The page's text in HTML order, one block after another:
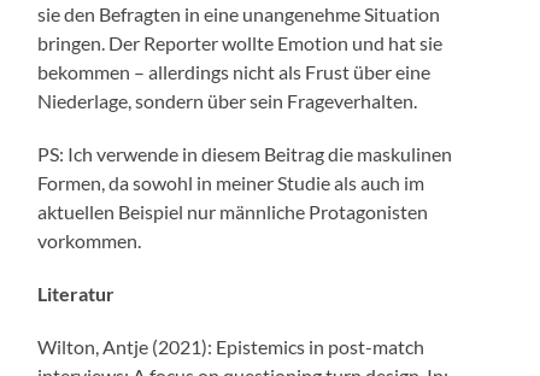
sie den Befragten in eine unangenehme Situation
bringen. Der Reporter wollte Emotion und hat sie
bekommen – allerdings nicht als Frust über eine
Niederlage, sondern über sein Frageverhalten.
PS: Ich verwende in diesem Beitrag die maskulinen
Formen, da sowohl in meiner Studie als auch im
aktuellen Beispiel nur männliche Protagonisten
vorkommen.
Literatur
Wilton, Antje (2021): Epistemics in post-match